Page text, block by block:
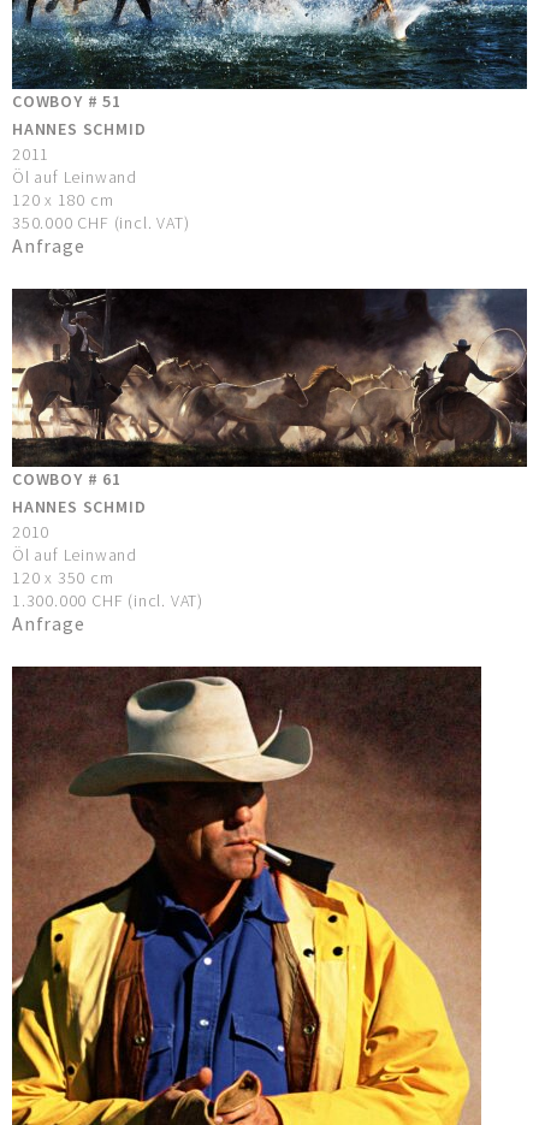
COWBOY # 51
HANNES SCHMID
2011
Öl auf Leinwand
120 x 180 cm
350.000 CHF (incl. VAT)
Anfrage
COWBOY # 61
HANNES SCHMID
2010
Öl auf Leinwand
120 x 350 cm
1.300.000 CHF (incl. VAT)
Anfrage